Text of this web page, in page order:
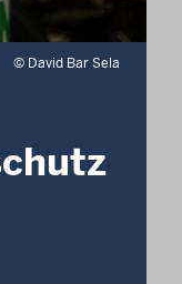
© David Bar Sela